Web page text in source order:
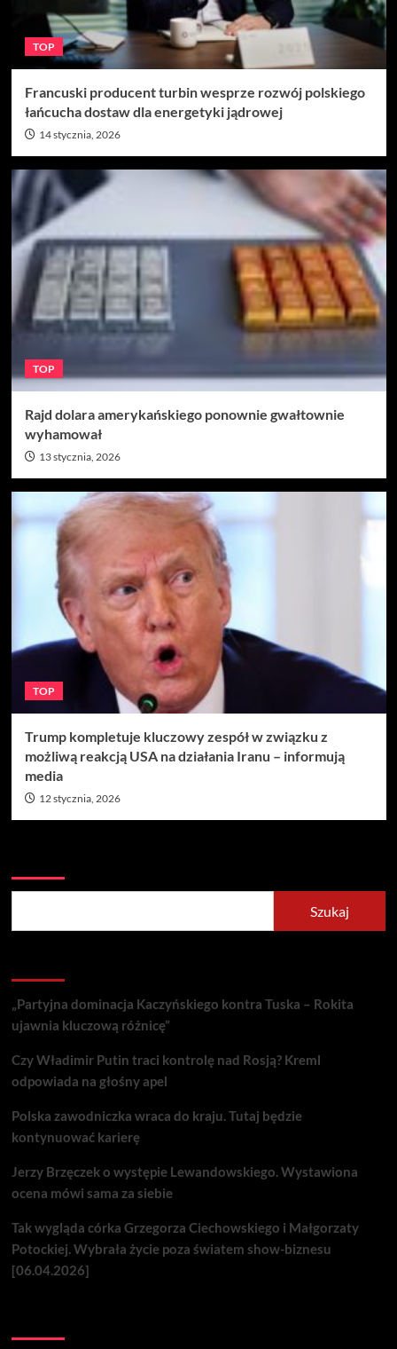
TOP
Francuski producent turbin wesprze rozwój polskiego
łańcucha dostaw dla energetyki jądrowej
14 stycznia, 2026
TOP
Rajd dolara amerykańskiego ponownie gwałtownie
wyhamował
13 stycznia, 2026
TOP
Trump kompletuje kluczowy zespół w związku z
możliwą reakcją USA na działania Iranu – informują
media
12 stycznia, 2026
Szukaj
„Partyjna dominacja Kaczyńskiego kontra Tuska – Rokita
ujawnia kluczową różnicę”
Czy Władimir Putin traci kontrolę nad Rosją? Kreml
odpowiada na głośny apel
Polska zawodniczka wraca do kraju. Tutaj będzie
kontynuować karierę
Jerzy Brzęczek o występie Lewandowskiego. Wystawiona
ocena mówi sama za siebie
Tak wygląda córka Grzegorza Ciechowskiego i Małgorzaty
Potockiej. Wybrała życie poza światem show-biznesu
[06.04.2026]